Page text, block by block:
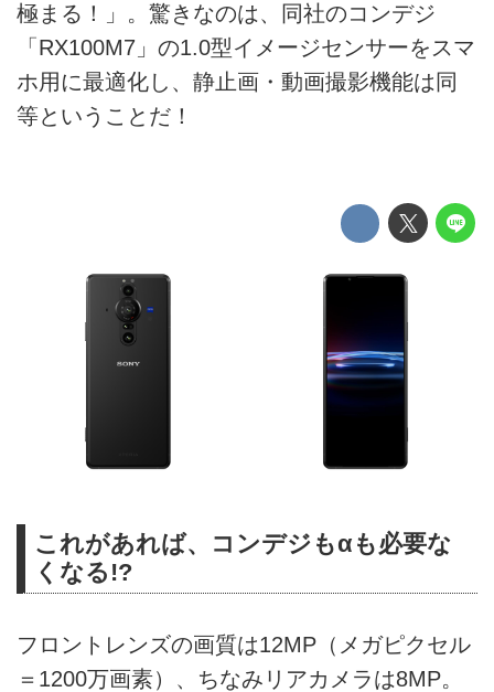
極まる！」。驚きなのは、同社のコンデジ
「RX100M7」の1.0型イメージセンサーをスマ
ホ用に最適化し、静止画・動画撮影機能は同
等ということだ！
これがあれば、コンデジもαも必要な
くなる!?
フロントレンズの画質は12MP（メガピクセル
＝1200万画素）、ちなみリアカメラは8MP。